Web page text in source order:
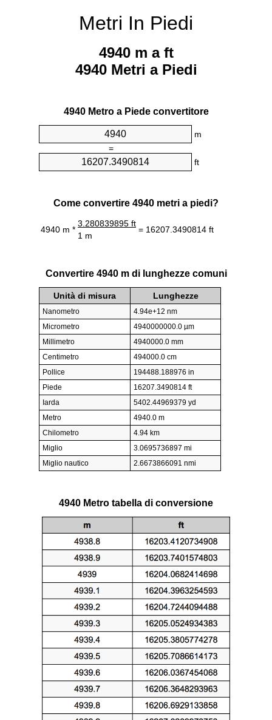
Metri In Piedi
4940 m a ft
4940 Metri a Piedi
4940 Metro a Piede convertitore
m
=
ft
Come convertire 4940 metri a piedi?
4940 m *
3.280839895 ft
= 16207.3490814 ft
1 m
Convertire 4940 m di lunghezze comuni
Unità di misura Lunghezze
Nanometro
4.94e+12 nm
Micrometro
4940000000.0 µm
Millimetro
4940000.0 mm
Centimetro
494000.0 cm
Pollice
194488.188976 in
Piede
16207.3490814 ft
Iarda
5402.44969379 yd
Metro
4940.0 m
Chilometro
4.94 km
Miglio
3.0695736897 mi
Miglio nautico
2.6673866091 nmi
4940 Metro tabella di conversione